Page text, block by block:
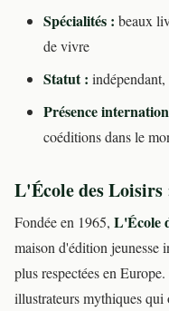
Spécialités : beaux
de vivre
Statut :
Présence
coéditions dans le
L'École des Loisirs
Fondée en 1965, L'École
maison d'édition jeunesse
plus respectées en
illustrateurs mythiques qui